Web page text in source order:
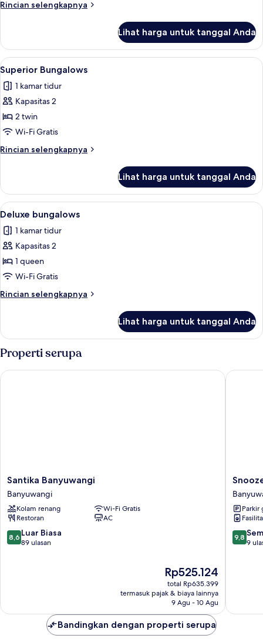
Rincian selengkapnya
Rincian
Deluxe
Double
Room
Lihat harga untuk tanggal Anda
Lihat
semua
foto
untuk
Superior
Bungalows
Superior Bungalows | Wi-Fi gratis
1
Superior Bungalows
1 kamar tidur
Kapasitas 2
2 twin
Wi-Fi Gratis
Rincian selengkapnya
Rincian
Superior
Bungalows
Lihat harga untuk tanggal Anda
Lihat
semua
foto
untuk
Deluxe
bungalows
Deluxe bungalows | Wi-Fi gratis dan
1
Deluxe bungalows
1 kamar tidur
Kapasitas 2
1 queen
Wi-Fi Gratis
Rincian selengkapnya
Rincian
Deluxe
bungalows
Lihat harga untuk tanggal Anda
Properti serupa
Santika
Banyuwangi
Banyuwangi
Santika Banyuwangi
Banyuwangi
Kolam renang
Wi-Fi Gratis
Restoran
AC
8.6
dari
8,6 Luar Biasa
89 ulasan
Harga
sekarang
Rp525.124
Rp525.124
total Rp635.399
termasuk pajak & biaya lainnya
9 Agu - 10 Agu
Santika Banyuwangi
Snooze
Ijen
Parkir
9.8
dari
9,8
9
Snooze
Bandingkan dengan properti serupa